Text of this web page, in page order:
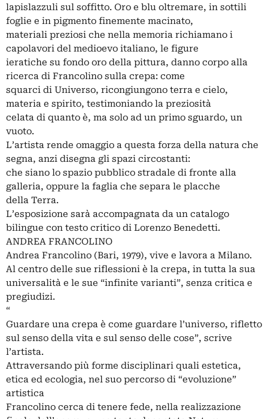
lapislazzuli sul soffitto. Oro e blu oltremare, in sottili
foglie e in pigmento finemente macinato,
materiali preziosi che nella memoria richiamano i
capolavori del medioevo italiano, le figure
ieratiche su fondo oro della pittura, danno corpo alla
ricerca di Francolino sulla crepa: come
squarci di Universo, ricongiungono terra e cielo,
materia e spirito, testimoniando la preziosità
celata di quanto è, ma solo ad un primo sguardo, un
vuoto.
L’artista rende omaggio a questa forza della natura che
segna, anzi disegna gli spazi circostanti:
che siano lo spazio pubblico stradale di fronte alla
galleria, oppure la faglia che separa le placche
della Terra.
L’esposizione sarà accompagnata da un catalogo
bilingue con testo critico di Lorenzo Benedetti.
ANDREA FRANCOLINO
Andrea Francolino (Bari, 1979), vive e lavora a Milano.
Al centro delle sue riflessioni è la crepa, in tutta la sua
universalità e le sue “infinite varianti”, senza critica e
pregiudizi.
“
Guardare una crepa è come guardare l’universo, rifletto
sul senso della vita e sul senso delle cose”, scrive
l’artista.
Attraversando più forme disciplinari quali estetica,
etica ed ecologia, nel suo percorso di “evoluzione”
artistica
Francolino cerca di tenere fede, nella realizzazione